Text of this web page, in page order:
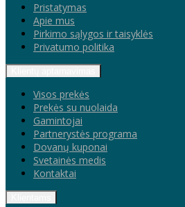
Pristatymas
Apie mus
Pirkimo sąlygos ir taisyklės
Privatumo politika
Visos prekės
Prekės su nuolaida
Gamintojai
Partnerystės programa
Dovanų kuponai
Svetainės medis
Kontaktai